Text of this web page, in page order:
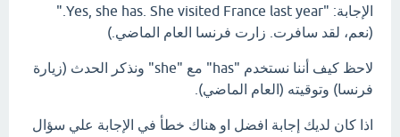
الإجابة: "Yes, she has. She visited France last year."
(نعم، لقد سافرت. زارت فرنسا العام الماضي.)
لاحظ كيف أننا نستخدم "has" مع "she" ونذكر الحدث (زيارة
فرنسا) وتوقيته (العام الماضي).
اذا كان لديك إجابة افضل او هناك خطأ في الإجابة علي سؤال